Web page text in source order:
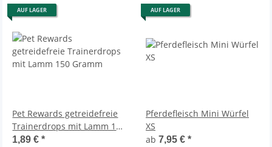
AUF LAGER
Pet Rewards getreidefreie
Trainerdrops mit Lamm 150
Gramm
1,89 €*
AUF LAGER
Pferdefleisch Mini Würfel
XS
ab 7,95 € *